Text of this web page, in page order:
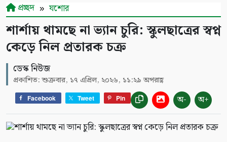
প্রচ্ছদ যশোর
শার্শায় থামছে না ভ্যান চুরি: স্কুলছাত্রের স্বপ্ন
কেড়ে নিল প্রতারক চক্র
ডেস্ক নিউজ
প্রকাশিত: শুক্রবার, ১৭ এপ্রিল, ২০২৬, ১১:২৯ অপরাহ্ণ
Facebook Tweet Pin অ- অ+